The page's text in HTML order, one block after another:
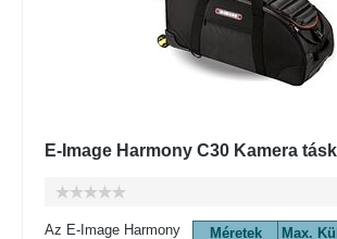
E-Image Harmony C30 Kamera
Méretek Max.
Az E-Image Harmony